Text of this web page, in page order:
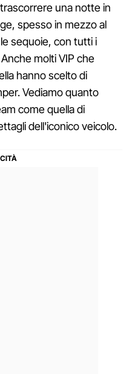
una notte in
spesso in mezzo al
sequoie, con tutti i
molti VIP che
hanno scelto di
Vediamo quanto
come quella di
dell'iconico veicolo.